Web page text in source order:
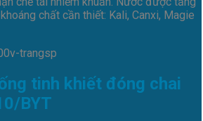
chất cần thiết: Kali, Canxi, Magie
tinh khiết đóng chai
BYT